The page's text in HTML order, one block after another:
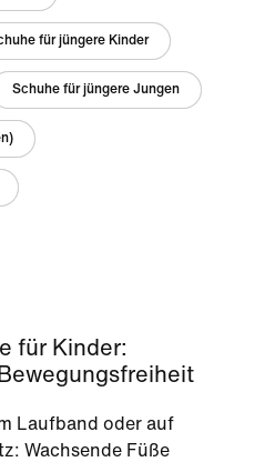
für jüngere Kinder
Schuhe für jüngere Jungen
für Kinder:
Laufband oder auf
Wachsende Füße